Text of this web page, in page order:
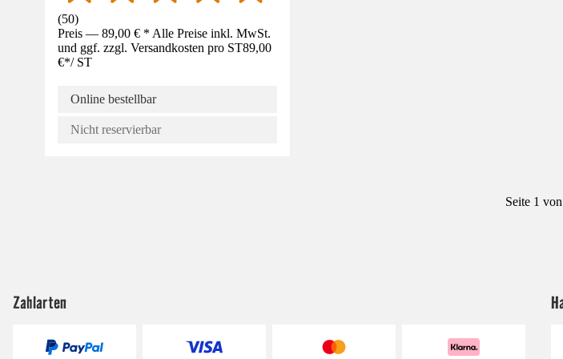
(50)
Preis — 89,00 € * Alle Preise inkl. MwSt.
und ggf. zzgl. Versandkosten pro ST89,00
€*/ ST
Online bestellbar
Nicht reservierbar
Seite 1 von
Zahlarten